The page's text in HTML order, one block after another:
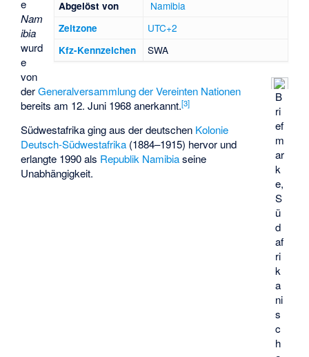
Abgelöst von Namibia
Zeitzone UTC+2
Kfz-Kennzeichen SWA
B
ri
ef
m
ar
k
e,
S
ü
d
af
ri
k
a
ni
s
c
h
e
Nam
ibia
wurd
e
von
derGeneralversammlung der Vereinten Nationen
bereits am 12. Juni 1968 anerkannt.[3]
Südwestafrika ging aus der deutschen Kolonie
Deutsch-Südwestafrika (1884–1915) hervor und
erlangte 1990 als Republik Namibiaseine
Unabhängigkeit.